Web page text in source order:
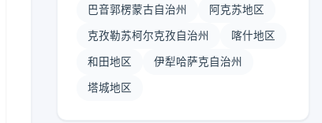
巴音郭楞蒙古自治州 阿克苏地区
克孜勒苏柯尔克孜自治州 喀什地区
和田地区 伊犁哈萨克自治州
塔城地区